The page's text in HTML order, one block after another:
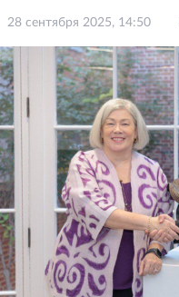
28 сентября 2025, 14:50